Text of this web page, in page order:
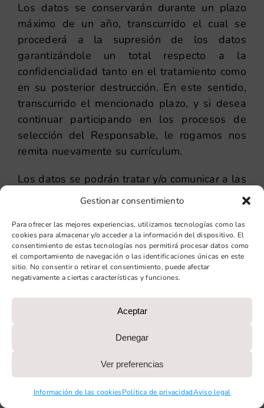
Gestionar consentimiento
Para ofrecer las mejores experiencias, utilizamos tecnologías como las
cookies para almacenar y/o acceder a la información del dispositivo. El
consentimiento de estas tecnologías nos permitirá procesar datos como
el comportamiento de navegación o las identificaciones únicas en este
sitio. No consentir o retirar el consentimiento, puede afectar
negativamente a ciertas características y funciones.
Aceptar
Denegar
Ver preferencias
Información de las cookiesPolítica de privacidadAviso legal
Los datos se conservarán durante un plazo
máximo de un año, transcurrido el cual se
procederá a la supresión de los datos
garantizándole un total respecto a la
confidencialidad tanto en el tratamiento como
en su posterior destrucción. En este sentido,
transcurrido el mencionado plazo, y si desea
continuar participando en los procesos de
selección del Responsable, le rogamos nos
remita nuevamente su currículum.
Los datos se podrán tratar y/o comunicar a las
empresas integrantes de nuestro grupo
currículum y para los mismos fines antes
informados.
Publicación de su testimonio
En el supuesto de que el usuario quiera
publicar su opinión en la web, le informamos
que los datos aportados serán tratados serán
experiencias u opiniones respecto de los
productos y/o servicios para ser publicadas en
la página web y así poder ayudar a otros